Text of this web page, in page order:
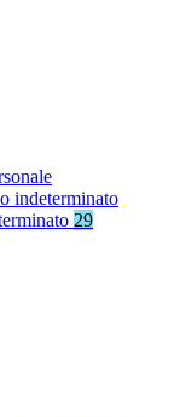
indeterminato
29